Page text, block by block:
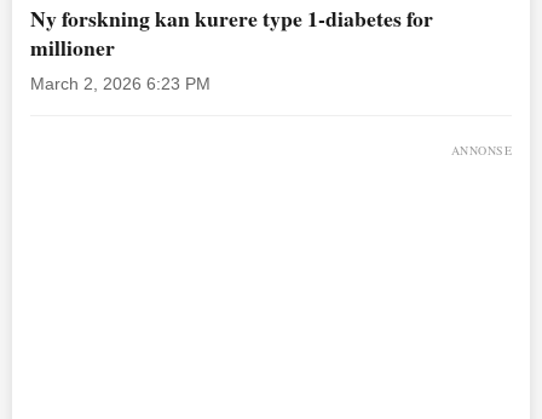
Ny forskning kan kurere type 1-diabetes for
millioner
March 2, 2026 6:23 PM
ANNONSE